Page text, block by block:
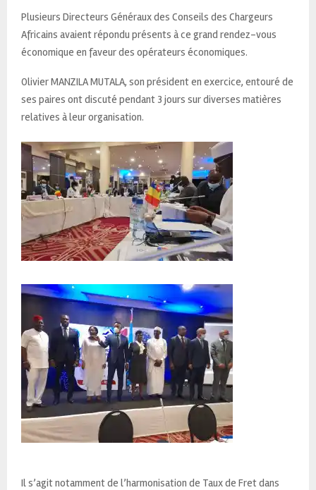
Plusieurs Directeurs Généraux des Conseils des Chargeurs
Africains avaient répondu présents à ce grand rendez-vous
économique en faveur des opérateurs économiques.
Olivier MANZILA MUTALA, son président en exercice, entouré de
ses paires ont discuté pendant 3 jours sur diverses matières
relatives à leur organisation.
Il s’agit notamment de l’harmonisation de Taux de Fret dans